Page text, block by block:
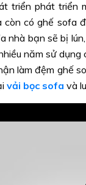
triển phát triển
có ghế sofa
nhà bạn sẽ bị
năm sử
làm đệm ghế
vải bọc sofa và